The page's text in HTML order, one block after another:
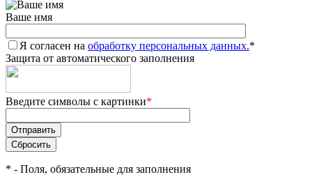
Ваше имя
Я согласен на обработку персональных данных.*
Защита от автоматического заполнения
Введите символы с картинки*
* - Поля, обязательные для заполнения